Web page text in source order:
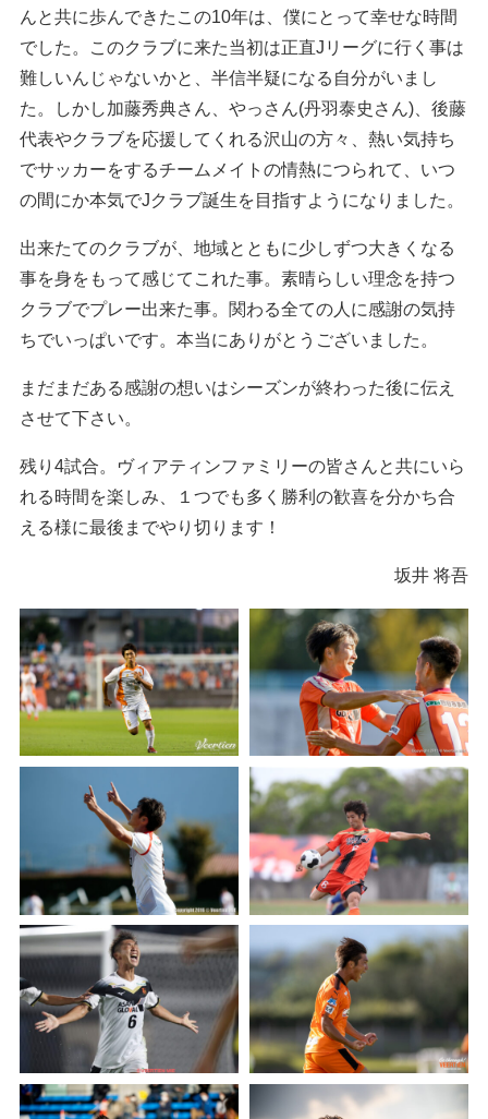
んと共に歩んできたこの10年は、僕にとって幸せな時間
でした。このクラブに来た当初は正直Jリーグに行く事は
難しいんじゃないかと、半信半疑になる自分がいまし
た。しかし加藤秀典さん、やっさん(丹羽泰史さん)、後藤
代表やクラブを応援してくれる沢山の方々、熱い気持ち
でサッカーをするチームメイトの情熱につられて、いつ
の間にか本気でJクラブ誕生を目指すようになりました。
出来たてのクラブが、地域とともに少しずつ大きくなる
事を身をもって感じてこれた事。素晴らしい理念を持つ
クラブでプレー出来た事。関わる全ての人に感謝の気持
ちでいっぱいです。本当にありがとうございました。
まだまだある感謝の想いはシーズンが終わった後に伝え
させて下さい。
残り4試合。ヴィアティンファミリーの皆さんと共にいら
れる時間を楽しみ、１つでも多く勝利の歓喜を分かち合
える様に最後までやり切ります！
坂井 将吾